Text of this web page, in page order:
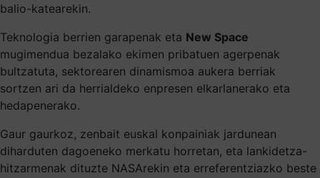
balio-katearekin.
Teknologia berrien garapenak eta New Space
mugimendua bezalako ekimen pribatuen agerpenak
bultzatuta, sektorearen dinamismoa aukera berriak
sortzen ari da herrialdeko enpresen elkarlanerako eta
hedapenerako.
Gaur gaurkoz, zenbait euskal konpainiak jardunean
diharduten dagoeneko merkatu horretan, eta lankidetza-
hitzarmenak dituzte NASArekin eta erreferentziazko beste